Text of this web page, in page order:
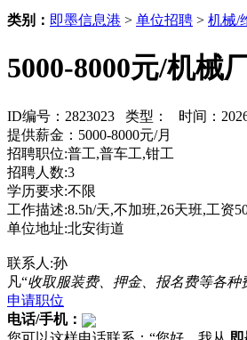
类别： 即墨信息港 > 单位招聘 > 机械/
5000-8000元/机械
ID编号：2823023 类型： 时间：
提供薪金：5000-8000元/月
招聘职位:普工,普车工,钳工
招聘人数:3
学历要求:不限
工作描述:8.5h/天,不加班,26天班,工资
单位地址:北安街道
联系人:孙
凡“收取服装费、押金、报名费等各种
申请职位
电话/手机：